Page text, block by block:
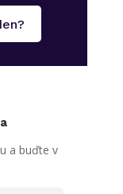
a buďte v